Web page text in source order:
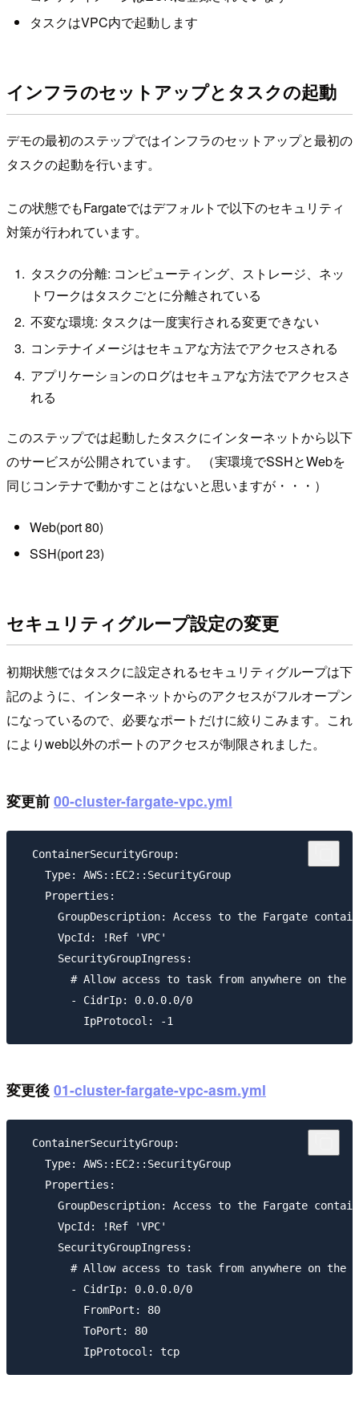
タスクはVPC内で起動します
インフラのセットアップとタスクの起動
デモの最初のステップではインフラのセットアップと最初の
タスクの起動を行います。
この状態でもFargateではデフォルトで以下のセキュリティ
対策が行われています。
タスクの分離: コンピューティング、ストレージ、ネッ
トワークはタスクごとに分離されている
不変な環境: タスクは一度実行される変更できない
コンテナイメージはセキュアな方法でアクセスされる
アプリケーションのログはセキュアな方法でアクセスさ
れる
このステップでは起動したタスクにインターネットから以下
のサービスが公開されています。 （実環境でSSHとWebを
同じコンテナで動かすことはないと思いますが・・・）
Web(port 80)
SSH(port 23)
セキュリティグループ設定の変更
初期状態ではタスクに設定されるセキュリティグループは下
記のように、インターネットからのアクセスがフルオープン
になっているので、必要なポートだけに絞りこみます。これ
によりweb以外のポートのアクセスが制限されました。
変更前 00-cluster-fargate-vpc.yml
  ContainerSecurityGroup:
    Type: AWS::EC2::SecurityGroup
    Properties:
GroupDescription: Access to the Fargate
      VpcId: !Ref 'VPC'
      SecurityGroupIngress:
# Allow access to task from anywhere on the
        - CidrIp: 0.0.0.0/0
変更後 01-cluster-fargate-vpc-asm.yml
  ContainerSecurityGroup:
    Type: AWS::EC2::SecurityGroup
    Properties:
GroupDescription: Access to the Fargate
      VpcId: !Ref 'VPC'
      SecurityGroupIngress:
# Allow access to task from anywhere on the
        - CidrIp: 0.0.0.0/0
          FromPort: 80
          ToPort: 80